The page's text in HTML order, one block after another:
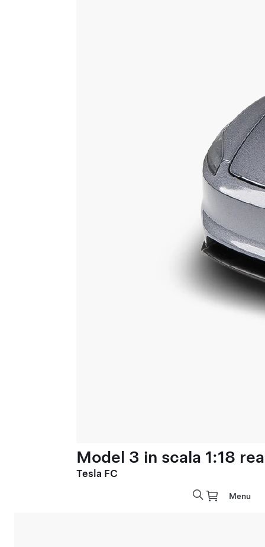
Model 3 in scala 1:18
Tesla FC
Menu